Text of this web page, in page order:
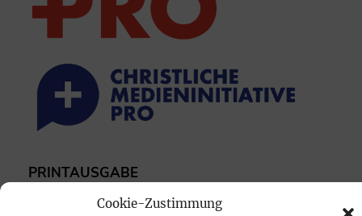
Cookie-Zustimmung
PRINTAUSGABE
Mediadaten